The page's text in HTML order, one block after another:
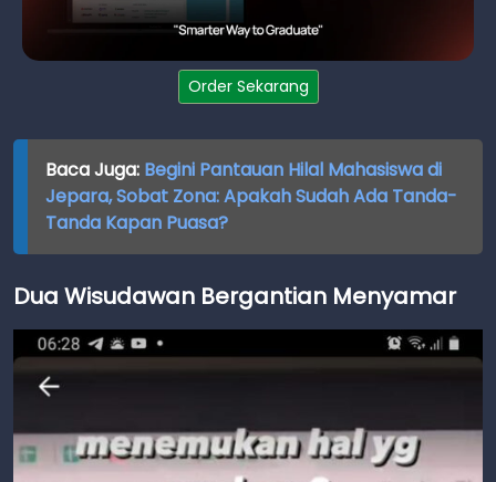
Order Sekarang
Baca Juga: Begini Pantauan Hilal Mahasiswa di
Jepara, Sobat Zona: Apakah Sudah Ada Tanda-
Tanda Kapan Puasa?
Dua Wisudawan Bergantian Menyamar